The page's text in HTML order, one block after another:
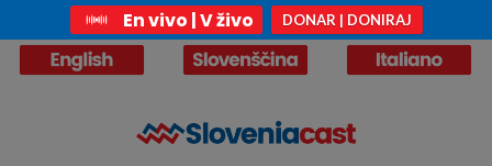
En vivo | V živo DONAR | DONIRAJ